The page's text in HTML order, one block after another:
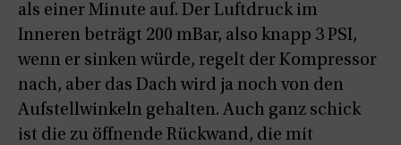
als einer Minute auf. Der Luftdruck im
Inneren beträgt 200 mBar, also knapp 3 PSI,
wenn er sinken würde, regelt der Kompressor
nach, aber das Dach wird ja noch von den
Aufstellwinkeln gehalten. Auch ganz schick
ist die zu öffnende Rückwand, die mit